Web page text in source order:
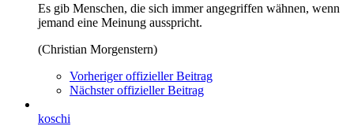
Es gib Menschen, die sich immer angegriffen wähnen, wenn
jemand eine Meinung ausspricht.
(Christian Morgenstern)
Vorheriger offizieller Beitrag
Nächster offizieller Beitrag
koschi